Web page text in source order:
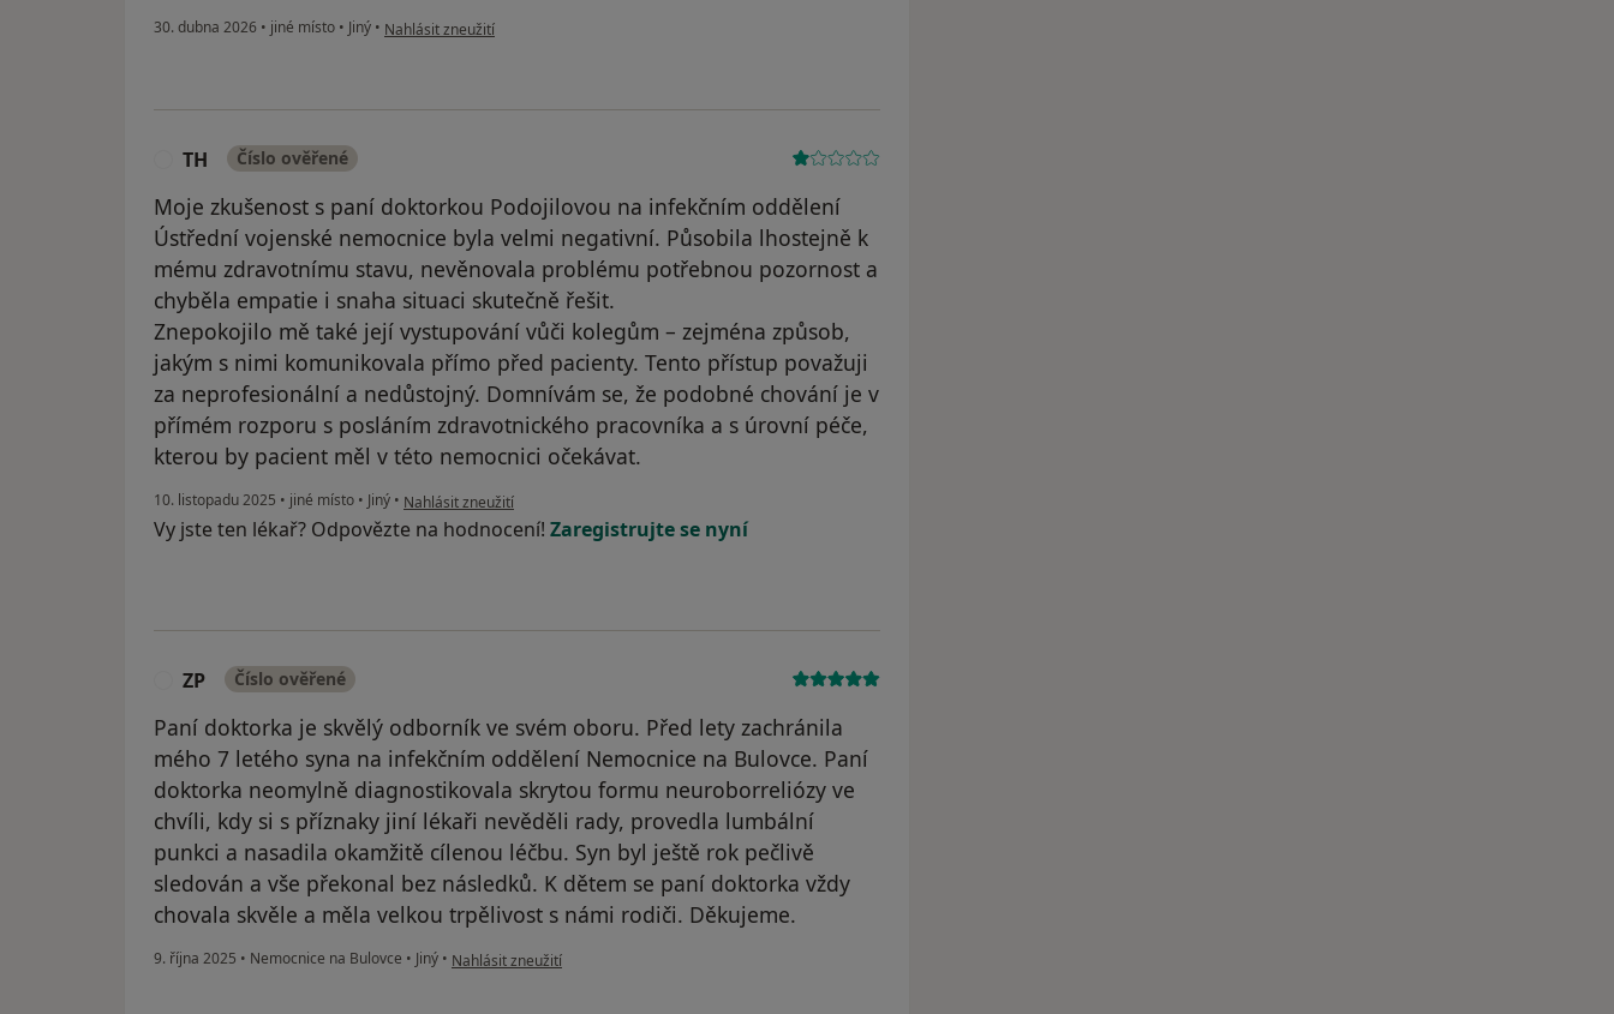
30. dubna 2026 • jiné místo • Jiný • podle názoru uživatele Eva Samková
Nahlásit zneužití
TH Číslo ověřené
Moje zkušenost s paní doktorkou Podojilovou na infekčním oddělení
Ústřední vojenské nemocnice byla velmi negativní. Působila lhostejně k
mému zdravotnímu stavu, nevěnovala problému potřebnou pozornost a
chyběla empatie i snaha situaci skutečně řešit.
Znepokojilo mě také její vystupování vůči kolegům – zejména způsob,
jakým s nimi komunikovala přímo před pacienty. Tento přístup považuji
za neprofesionální a nedůstojný. Domnívám se, že podobné chování je v
přímém rozporu s posláním zdravotnického pracovníka a s úrovní péče,
kterou by pacient měl v této nemocnici očekávat.
10. listopadu 2025 • jiné místo • Jiný • podle názoru uživatele TH
Nahlásit zneužití
Vy jste ten lékař? Odpovězte na hodnocení! Zaregistrujte se nyní
ZP Číslo ověřené
Paní doktorka je skvělý odborník ve svém oboru. Před lety zachránila
mého 7 letého syna na infekčním oddělení Nemocnice na Bulovce. Paní
doktorka neomylně diagnostikovala skrytou formu neuroborreliózy ve
chvíli, kdy si s příznaky jiní lékaři nevěděli rady, provedla lumbální
punkci a nasadila okamžitě cílenou léčbu. Syn byl ještě rok pečlivě
sledován a vše překonal bez následků. K dětem se paní doktorka vždy
chovala skvěle a měla velkou trpělivost s námi rodiči. Děkujeme.
9. října 2025 • Nemocnice na Bulovce • Jiný • podle názoru uživatele ZP
Nahlásit zneužití